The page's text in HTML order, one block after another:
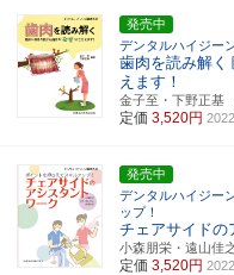
発売中
デンタルハイジー
歯肉を読み解く
えます！
金子至・下野正
定価 3,520円
発売中
デンタルハイジー
ップ！
チェアサイドの
小森朋栄・遠山佳
定価 3,520円